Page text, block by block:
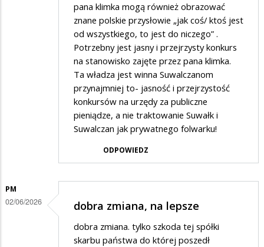
pana klimka mogą również obrazować
znane polskie przysłowie „jak coś/ ktoś jest
od wszystkiego, to jest do niczego” .
Potrzebny jest jasny i przejrzysty konkurs
na stanowisko zajęte przez pana klimka.
Ta władza jest winna Suwalczanom
przynajmniej to- jasność i przejrzystość
konkursów na urzędy za publiczne
pieniądze, a nie traktowanie Suwałk i
Suwalczan jak prywatnego folwarku!
ODPOWIEDZ
PM
02/06/2026 dobra zmiana, na lepsze
dobra zmiana. tylko szkoda tej spółki
skarbu państwa do której poszedł